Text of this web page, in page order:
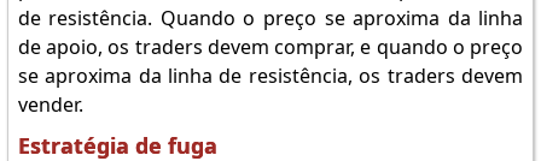
de resistência. Quando o preço se aproxima da linha
de apoio, os traders devem comprar, e quando o preço
se aproxima da linha de resistência, os traders devem
vender.
Estratégia de fuga